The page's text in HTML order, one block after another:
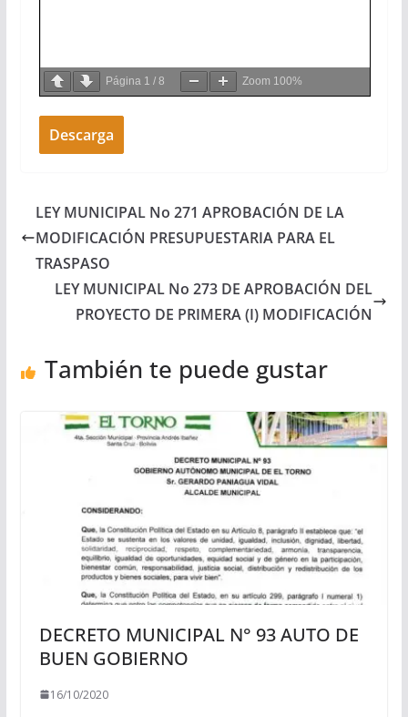
Página 1 / 8 Zoom 100%
Descarga
LEY MUNICIPAL No 271 APROBACIÓN DE LA
MODIFICACIÓN PRESUPUESTARIA PARA EL
TRASPASO
LEY MUNICIPAL No 273 DE APROBACIÓN DEL
PROYECTO DE PRIMERA (I) MODIFICACIÓN
También te puede gustar
DECRETO MUNICIPAL N° 93 AUTO DE
BUEN GOBIERNO
16/10/2020